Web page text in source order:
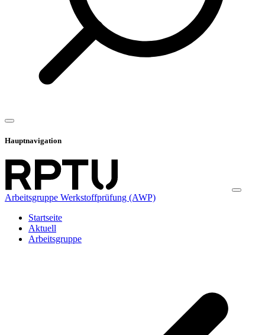
Hauptnavigation
Arbeitsgruppe Werkstoffprüfung (AWP)
Startseite
Aktuell
Arbeitsgruppe